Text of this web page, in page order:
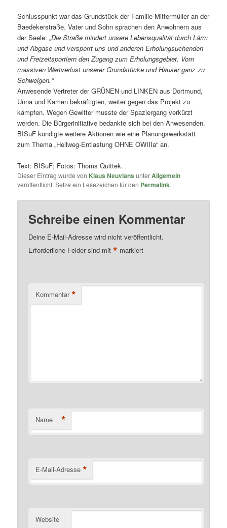
Schlusspunkt war das Grundstück der Familie Mittermüller an der
Baedekerstraße. Vater und Sohn sprachen den Anwohnern aus
der Seele:„Die Straße mindert unsere Lebensqualität durch Lärm
und Abgase und versperrt uns und anderen Erholungsuchenden
und Freizeitsportlern den Zugang zum Erholungsgebiet. Vom
massiven Wertverlust unserer Grundstücke und Häuser ganz zu
Schweigen.“
Anwesende Vertreter der GRÜNEN und LINKEN aus Dortmund,
Unna und Kamen bekräftigten, weiter gegen das Projekt zu
kämpfen. Wegen Gewitter musste der Spaziergang verkürzt
werden. Die Bürgerinitiative bedankte sich bei den Anwesenden.
BISuF kündigte weitere Aktionen wie eine Planungswerkstatt
zum Thema „Hellweg-Entlastung OHNE OWIIIa“ an.
Text: BISuF; Fotos: Thoms Quittek.
Dieser Eintrag wurde von Klaus Neuvians unterAllgemein
veröffentlicht. Setze ein Lesezeichen für den Permalink.
Schreibe einen Kommentar
Deine E-Mail-Adresse wird nicht veröffentlicht.
Erforderliche Felder sind mit* markiert
Kommentar *
Name *
E-Mail-Adresse *
Website